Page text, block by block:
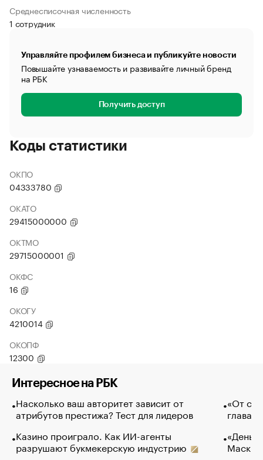
Среднесписочная численность
1 сотрудник
Управляйте профилем бизнеса и публикуйте новости
Повышайте узнаваемость и развивайте личный бренд
на РБК
Получить доступ
Коды статистики
ОКПО
04333780
ОКАТО
29415000000
ОКТМО
29715000001
ОКФС
16
ОКОГУ
4210014
ОКОПФ
12300
Интересное на РБК
Насколько ваш авторитет зависит от
атрибутов престижа? Тест для лидеров
Казино проиграло. Как ИИ-агенты
разрушают букмекерскую индустрию
«От
глава
Маск в